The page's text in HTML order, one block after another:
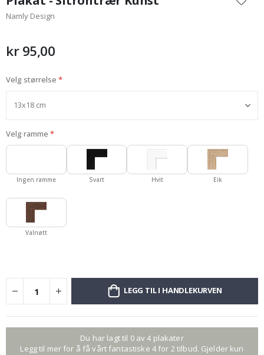
begynnelsen
av
Namly Design
kr 95,00
Velg størrelse
Velg ramme
Ingen ramme Svart Hvit Eik
Valnøtt
LEGG TIL I HANDLEKURVEN
Du har lagt til 0 av 4 plakater
Legg til mer for å få vårt fantastiske 4 for 2 tilbud. Gjelder kun